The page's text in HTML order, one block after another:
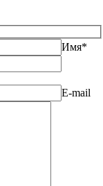
Имя*
E-mail